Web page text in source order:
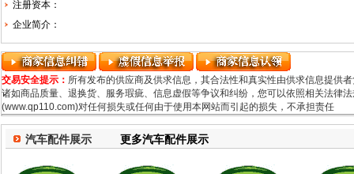
注册资本：
企业简介：
交易安全提示： 所有发布的供应商及供求信息，其合法性和真实性由供求信息提供
诸如商品质量、退换货、服务瑕疵、信息虚假等争议和纠纷，您可以依照相关法律
(www.qp110.com)对任何损失或任何由于使用本网站而引起的损失，不承担责任
汽车配件展示 更多汽车配件展示